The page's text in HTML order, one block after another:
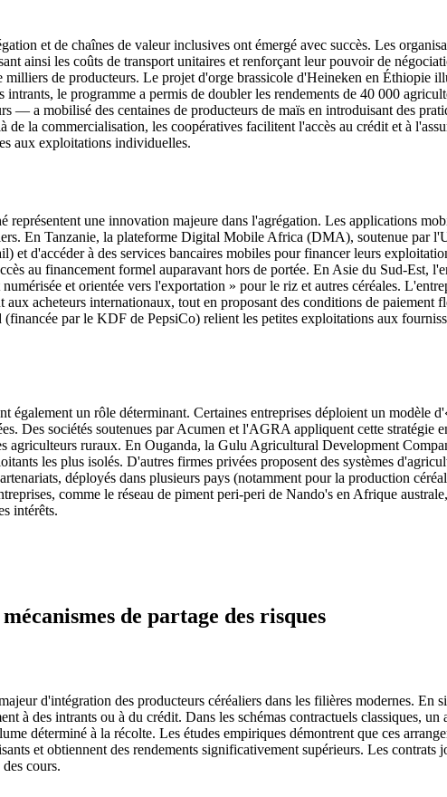
et de chaînes de valeur inclusives ont émergé avec succès. Les
ainsi les coûts de transport unitaires et renforçant leur pouvoir de
de producteurs. Le projet d'orge brassicole d'Heineken en Éthiopie
intrants, le programme a permis de doubler les rendements de 40 000
— a mobilisé des centaines de producteurs de maïs en introduisant des
la commercialisation, les coopératives facilitent l'accès au crédit et à
aux exploitations individuelles.
représentent une innovation majeure dans l'agrégation. Les applications
En Tanzanie, la plateforme Digital Mobile Africa (DMA), soutenue par
et d'accéder à des services bancaires mobiles pour financer leurs
au financement formel auparavant hors de portée. En Asie du Sud-Est,
et orientée vers l'exportation » pour le riz et autres céréales.
aux acheteurs internationaux, tout en proposant des conditions de
par le KDF de PepsiCo) relient les petites exploitations aux
également un rôle déterminant. Certaines entreprises déploient un modèle
Des sociétés soutenues par Acumen et l'AGRA appliquent cette
agriculteurs ruraux. En Ouganda, la Gulu Agricultural Development
les plus isolés. D'autres firmes privées proposent des systèmes
déployés dans plusieurs pays (notamment pour la production
comme le réseau de piment peri-peri de Nando's en Afrique
intérêts.
de partage des risques
d'intégration des producteurs céréaliers dans les filières modernes. En
à des intrants ou à du crédit. Dans les schémas contractuels classiques,
déterminé à la récolte. Les études empiriques démontrent que ces
et obtiennent des rendements significativement supérieurs. Les
cours.